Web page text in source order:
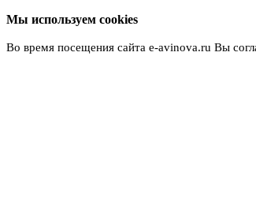
Мы используем cookies
Во время посещения сайта e-avinova.ru Вы